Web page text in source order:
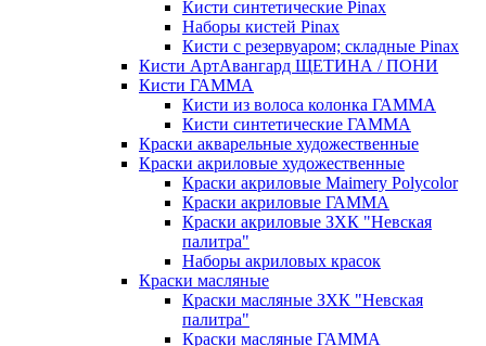
Кисти синтетические Pinax
Наборы кистей Pinax
Кисти с резервуаром; складные Pinax
Кисти АртАвангард ЩЕТИНА / ПОНИ
Кисти ГАММА
Кисти из волоса колонка ГАММА
Кисти синтетические ГАММА
Краски акварельные художественные
Краски акриловые художественные
Краски акриловые Maimery Polycolor
Краски акриловые ГАММА
Краски акриловые ЗХК "Невская
палитра"
Наборы акриловых красок
Краски масляные
Краски масляные ЗХК "Невская
палитра"
Краски масляные ГАММА